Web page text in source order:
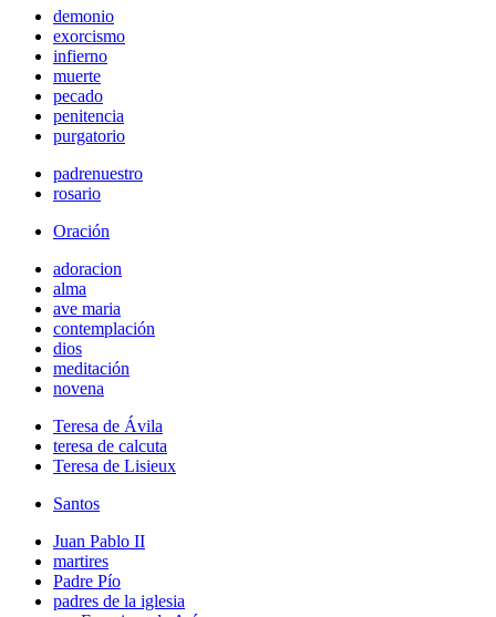
demonio
exorcismo
infierno
muerte
pecado
penitencia
purgatorio
padrenuestro
rosario
Oración
adoracion
alma
ave maria
contemplación
dios
meditación
novena
Teresa de Ávila
teresa de calcuta
Teresa de Lisieux
Santos
Juan Pablo II
martires
Padre Pío
padres de la iglesia